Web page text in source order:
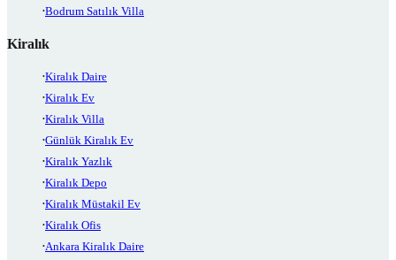
Bodrum Satılık Villa
Kiralık
Kiralık Daire
Kiralık Ev
Kiralık Villa
Günlük Kiralık Ev
Kiralık Yazlık
Kiralık Depo
Kiralık Müstakil Ev
Kiralık Ofis
Ankara Kiralık Daire